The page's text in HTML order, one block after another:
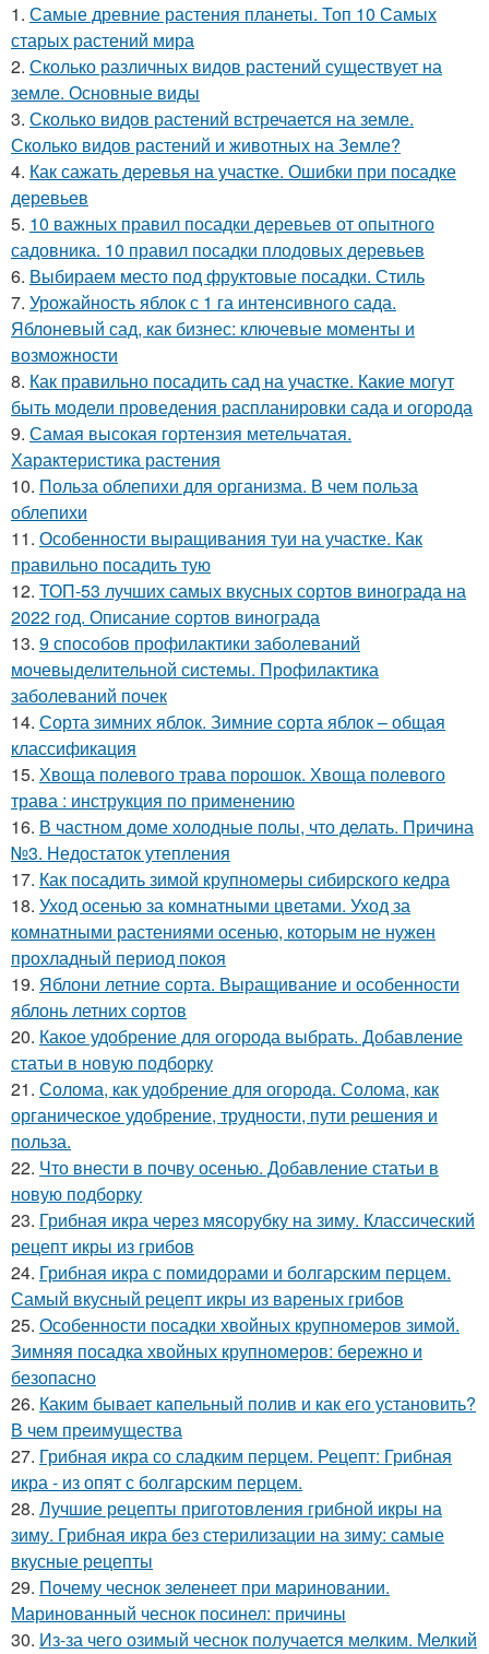
1. Самые древние растения планеты. Топ 10 Самых
старых растений мира
2. Сколько различных видов растений существует на
земле. Основные виды
3. Сколько видов растений встречается на земле.
Сколько видов растений и животных на Земле?
4. Как сажать деревья на участке. Ошибки при посадке
деревьев
5. 10 важных правил посадки деревьев от опытного
садовника. 10 правил посадки плодовых деревьев
6. Выбираем место под фруктовые посадки. Стиль
7. Урожайность яблок с 1 га интенсивного сада.
Яблоневый сад, как бизнес: ключевые моменты и
возможности
8. Как правильно посадить сад на участке. Какие могут
быть модели проведения распланировки сада и огорода
9. Самая высокая гортензия метельчатая.
Характеристика растения
10. Польза облепихи для организма. В чем польза
облепихи
11. Особенности выращивания туи на участке. Как
правильно посадить тую
12. ТОП-53 лучших самых вкусных сортов винограда на
2022 год. Описание сортов винограда
13. 9 способов профилактики заболеваний
мочевыделительной системы. Профилактика
заболеваний почек
14. Сорта зимних яблок. Зимние сорта яблок – общая
классификация
15. Хвоща полевого трава порошок. Хвоща полевого
трава : инструкция по применению
16. В частном доме холодные полы, что делать. Причина
№3. Недостаток утепления
17. Как посадить зимой крупномеры сибирского кедра
18. Уход осенью за комнатными цветами. Уход за
комнатными растениями осенью, которым не нужен
прохладный период покоя
19. Яблони летние сорта. Выращивание и особенности
яблонь летних сортов
20. Какое удобрение для огорода выбрать. Добавление
статьи в новую подборку
21. Солома, как удобрение для огорода. Солома, как
органическое удобрение, трудности, пути решения и
польза.
22. Что внести в почву осенью. Добавление статьи в
новую подборку
23. Грибная икра через мясорубку на зиму. Классический
рецепт икры из грибов
24. Грибная икра с помидорами и болгарским перцем.
Самый вкусный рецепт икры из вареных грибов
25. Особенности посадки хвойных крупномеров зимой.
Зимняя посадка хвойных крупномеров: бережно и
безопасно
26. Каким бывает капельный полив и как его установить?
В чем преимущества
27. Грибная икра со сладким перцем. Рецепт: Грибная
икра - из опят с болгарским перцем.
28. Лучшие рецепты приготовления грибной икры на
зиму. Грибная икра без стерилизации на зиму: самые
вкусные рецепты
29. Почему чеснок зеленеет при мариновании.
Маринованный чеснок посинел: причины
30. Из-за чего озимый чеснок получается мелким. Мелкий